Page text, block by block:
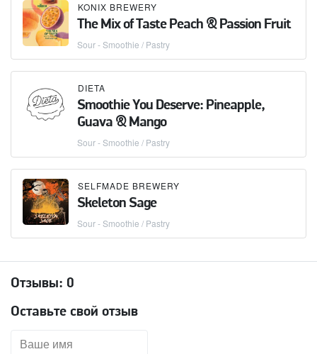
KONIX BREWERY
The Mix of Taste Peach & Passion Fruit
Sour - Smoothie / Pastry
DIETA
Smoothie You Deserve: Pineapple,
Guava & Mango
Sour - Smoothie / Pastry
SELFMADE BREWERY
Skeleton Sage
Sour - Smoothie / Pastry
Отзывы: 0
Оставьте свой отзыв